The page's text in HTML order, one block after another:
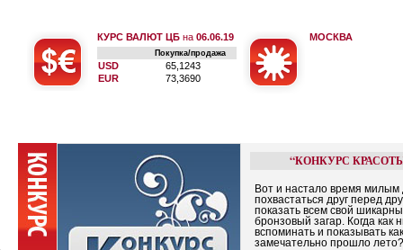
КУРС ВАЛЮТ ЦБ на 06.06.19
Покупка/продажа
USD
65,1243
EUR
73,3690
МОСКВА
“КОНКУРС
Вот и настало время
похвастаться друг перед
показать всем свой
бронзовый загар. Когда как
вспоминать и показывать как
замечательно прошло лето?